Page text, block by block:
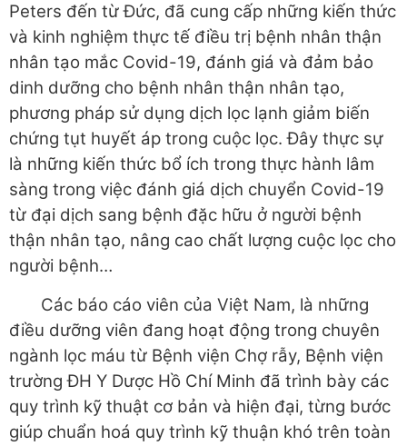
Peters​ đến từ Đức, đã cung cấp những kiến thức
và kinh nghiệm thực tế điều trị bệnh nhân thận
nhân tạo mắc Covid-19, đánh giá và đảm bảo
dinh dưỡng cho bệnh nhân thận nhân tạo,
phương pháp sử dụng dịch lọc lạnh giảm biến
chứng tụt huyết áp trong cuộc lọc. Đây thực sự
là những kiến thức bổ ích trong thực hành lâm
sàng trong việc đánh giá dịch chuyển Covid-19
từ đại dịch sang bệnh đặc hữu ở người bệnh
thận nhân tạo, nâng cao chất lượng cuộc lọc cho
người bệnh…
Các báo cáo viên của Việt Nam, là những
điều dưỡng viên đang hoạt động trong chuyên
ngành lọc máu từ Bệnh viện Chợ rẫy, Bệnh viện
trường ĐH Y Dược Hồ Chí Minh đã trình bày các
quy trình kỹ thuật cơ bản và hiện đại, từng bước
giúp chuẩn hoá quy trình kỹ thuận khó trên toàn